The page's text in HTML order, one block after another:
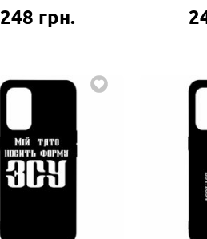
248 грн.